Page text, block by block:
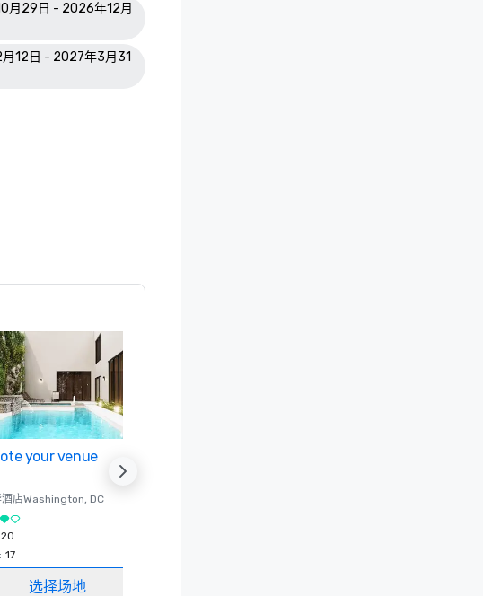
月29日 - 2026年12月
12日 - 2027年3月31
your venue
酒店Washington, DC
: 17
选择场地